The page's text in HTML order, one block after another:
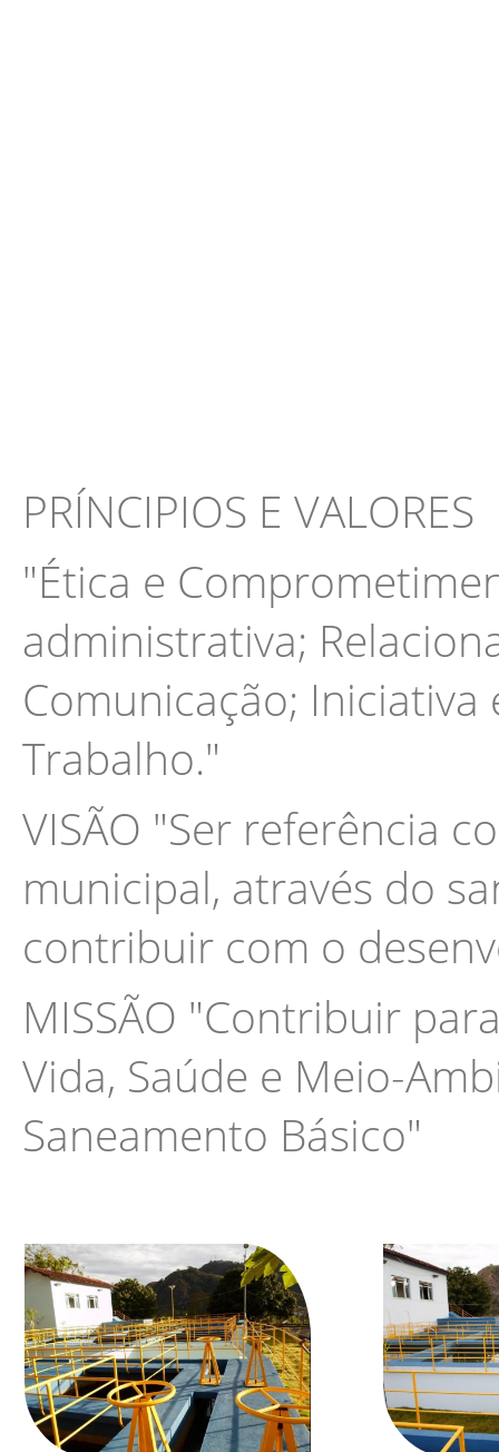
PRÍNCIPIOS E VALORES
"Ética e
administrativa;
Comunicação;
Trabalho."
VISÃO "Ser referência
municipal, através do
contribuir com o
MISSÃO "Contribuir
Vida, Saúde e Meio-
Saneamento Básico"